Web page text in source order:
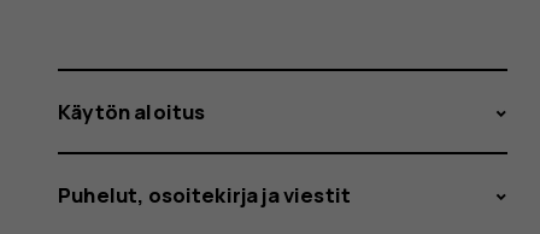
Käytön aloitus
Puhelut, osoitekirja ja viestit